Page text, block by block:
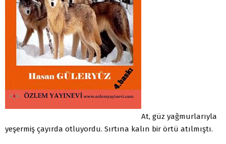
At, güz yağmurlarıyla
yeşermiş çayırda otluyordu. Sırtına kalın bir örtü atılmıştı.